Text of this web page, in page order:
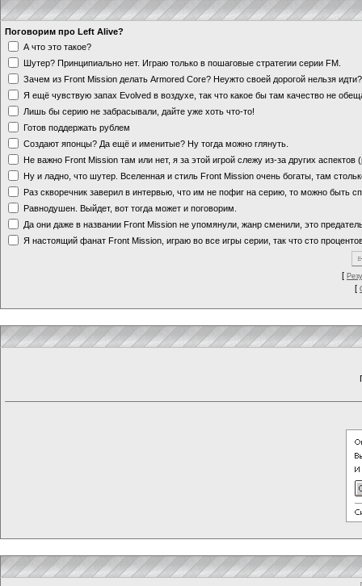
Поговорим про Left Alive?
А что это такое?
Шутер? Принципиально нет. Играю только в пошаговые стратегии серии FM.
Зачем из Front Mission делать Armored Core? Неужто своей дорогой нельзя
Я ещё чувствую запах Evolved в воздухе, так что какое бы там качество не
Лишь бы серию не забрасывали, дайте уже хоть что-то!
Готов поддержать рублем
Создают японцы? Да ещё и именитые? Ну тогда можно глянуть.
Не важно Front Mission там или нет, я за этой игрой слежу из-за других аспектов
Ну и ладно, что шутер. Вселенная и стиль Front Mission очень богаты, там
Раз скворечник заверил в интервью, что им не пофиг на серию, то можно быть
Равнодушен. Выйдет, вот тогда может и поговорим.
Да они даже в названии Front Mission не упомянули, жанр сменили, это
Я настоящий фанат Front Mission, играю во все игры серии, так что сто
[
[